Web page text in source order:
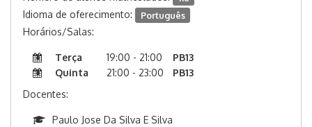
Idioma de oferecimento: Português
Horários/Salas:
Terça 19:00 - 21:00
PB13
Quinta
21:00 - 23:00
PB13
Docentes:
Paulo Jose Da Silva E Silva